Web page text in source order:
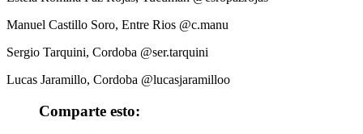
Manuel Castillo Soro, Entre Rios @c.manu
Sergio Tarquini, Cordoba @ser.tarquini
Lucas Jaramillo, Cordoba @lucasjaramilloo
Comparte esto: